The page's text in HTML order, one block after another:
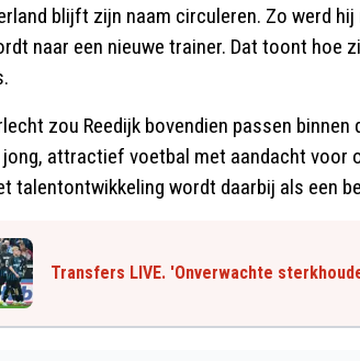
blijft zijn naam circuleren. Zo werd
naar een nieuwe trainer. Dat toont hoe
zou Reedijk bovendien passen
attractief voetbal met aandacht voor
talentontwikkeling wordt daarbij als een
Transfers LIVE. 'Onverwachte